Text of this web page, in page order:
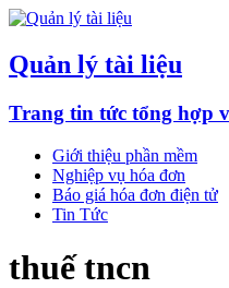
Quản lý tài liệu
Trang tin tức tổng hợp
Giới thiệu phần mềm
Nghiệp vụ hóa đơn
Báo giá hóa đơn điện tử
Tin Tức
thuế tncn